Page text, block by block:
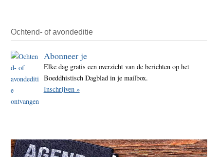
Ochtend- of avondeditie
Abonneer je
Elke dag gratis een overzicht van de berichten op het
Boeddhistisch Dagblad in je mailbox.
Inschrijven »